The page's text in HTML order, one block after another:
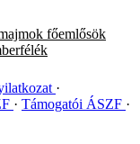
főemlősök
Támogatói ÁSZF